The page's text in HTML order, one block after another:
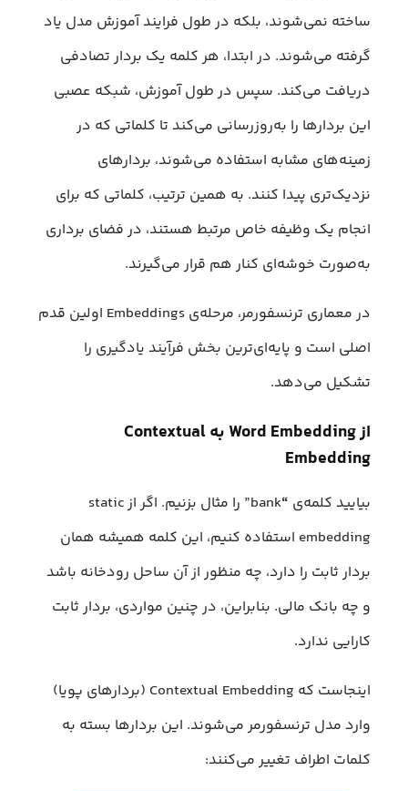
ساخته نمی‌شوند، بلکه در طول فرایند آموزش مدل یاد
گرفته می‌شوند. در ابتدا، هر کلمه یک بردار تصادفی
دریافت می‌کند. سپس در طول آموزش، شبکه عصبی
این بردارها را به‌روزرسانی می‌کند تا کلماتی که در
زمینه‌های مشابه استفاده می‌شوند، بردارهای
نزدیک‌تری پیدا کنند. به همین ترتیب، کلماتی که برای
انجام یک وظیفه خاص مرتبط هستند، در فضای برداری
به‌صورت خوشه‌ای کنار هم قرار می‌گیرند.
در معماری ترنسفورمر، مرحله‌ی Embeddings اولین قدم
اصلی است و پایه‌ای‌ترین بخش فرآیند یادگیری را
تشکیل می‌دهد.
ازWord Embedding بهContextual
Embedding
بیایید کلمه‌ی “
bank” را مثال بزنیم. اگر از static
embedding استفاده کنیم، این کلمه همیشه همان
بردار ثابت را دارد، چه منظور از آن ساحل رودخانه باشد
و چه بانک مالی. بنابراین، در چنین مواردی، بردار ثابت
کارایی ندارد.
اینجاست که Contextual Embedding (بردارهای پویا)
وارد مدل ترنسفورمر می‌شوند. این بردارها بسته به
کلمات اطراف تغییر می‌کنند: